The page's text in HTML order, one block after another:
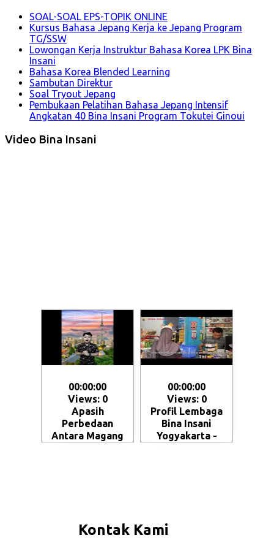
SOAL-SOAL EPS-TOPIK ONLINE
Kursus Bahasa Jepang Kerja ke Jepang Program
TG/SSW
Lowongan Kerja Instruktur Bahasa Korea LPK Bina
Insani
Bahasa Korea Blended Learning
Sambutan Direktur
Soal Tryout Jepang
Pembukaan Pelatihan Bahasa Jepang Intensif
Angkatan 40 Bina Insani Program Tokutei Ginoui
Video Bina Insani
00:00:00
Views: 0
Apasih
Perbedaan
Antara Magang
00:00:00
Views: 0
Profil Lembaga
Bina Insani
Yogyakarta -
Kontak Kami